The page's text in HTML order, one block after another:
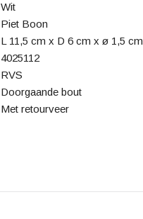
Wit
Piet Boon
L 11,5 cm x D 6 cm x ø 1,5 cm
4025112
RVS
Doorgaande bout
Met retourveer